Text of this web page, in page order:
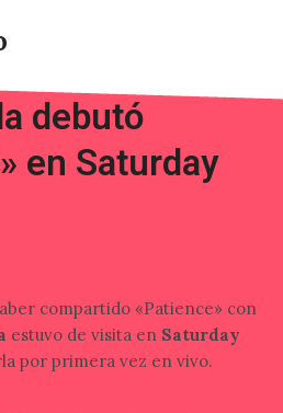
debutó
en Saturday
compartido «Patience» con
estuvo de visita en Saturday
por primera vez en vivo.